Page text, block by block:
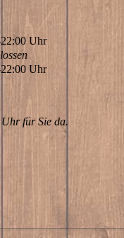
Uhr
Uhr
für Sie da.